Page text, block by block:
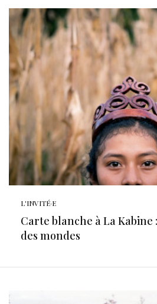
L'INVITÉ·E
Carte blanche à La Kabine
des mondes